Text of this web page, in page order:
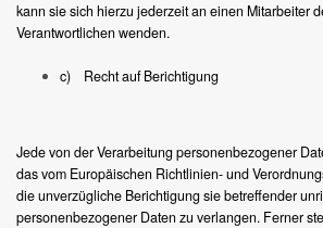
kann sie sich hierzu jederzeit an einen Mitarbeiter
Verantwortlichen wenden.
c) Recht auf Berichtigung
Jede von der Verarbeitung personenbezogener
das vom Europäischen Richtlinien- und
die unverzügliche Berichtigung sie betreffender
personenbezogener Daten zu verlangen. Ferner